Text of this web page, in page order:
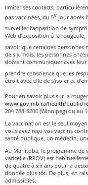
limiter ses contacts,
pas vaccinées, du 5e jour après
surveiller l’apparition de
Web d’exposition à la rougeole;
savoir que certaines personnes
de six mois, les personnes
doivent communiquer avec
prendre conscience que les
étroit avec elle de s’isoler et
Pour en savoir plus sur la
www.gov.mb.ca/health/
204 788-8200 (Winnipeg) ou au
La vaccination est le seul
vous avez reçu vos vaccins
santé publique, un médecin,
Au Manitoba, le programme de
varicelle (RROV) est
de quatre à six ans pour la
donnée plus tôt. De plus, en
admissibles.